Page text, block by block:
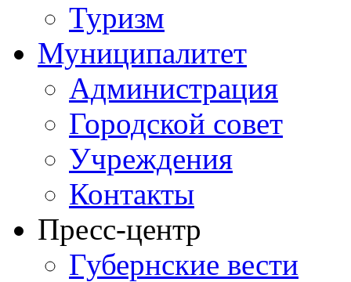
Туризм
Муниципалитет
Администрация
Городской совет
Учреждения
Контакты
Пресс-центр
Губернские вести